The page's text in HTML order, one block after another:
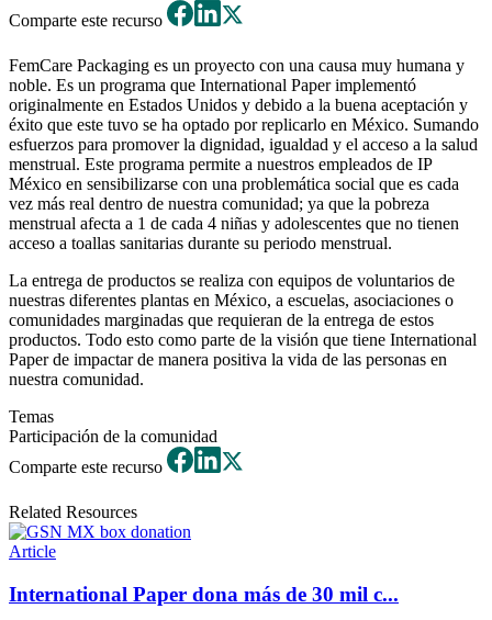
Comparte este recurso
FemCare Packaging es un proyecto con una causa muy humana y
noble. Es un programa que International Paper implementó
originalmente en Estados Unidos y debido a la buena aceptación y
éxito que este tuvo se ha optado por replicarlo en México. Sumando
esfuerzos para promover la dignidad, igualdad y el acceso a la salud
menstrual. Este programa permite a nuestros empleados de IP
México en sensibilizarse con una problemática social que es cada
vez más real dentro de nuestra comunidad; ya que la pobreza
menstrual afecta a 1 de cada 4 niñas y adolescentes que no tienen
acceso a toallas sanitarias durante su periodo menstrual.
La entrega de productos se realiza con equipos de voluntarios de
nuestras diferentes plantas en México, a escuelas, asociaciones o
comunidades marginadas que requieran de la entrega de estos
productos. Todo esto como parte de la visión que tiene International
Paper de impactar de manera positiva la vida de las personas en
nuestra comunidad.
Temas
Participación de la comunidad
Comparte este recurso
Related Resources
Article
International Paper dona más de 30 mil c...